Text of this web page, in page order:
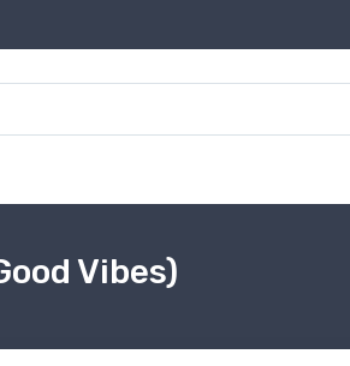
Vibes)